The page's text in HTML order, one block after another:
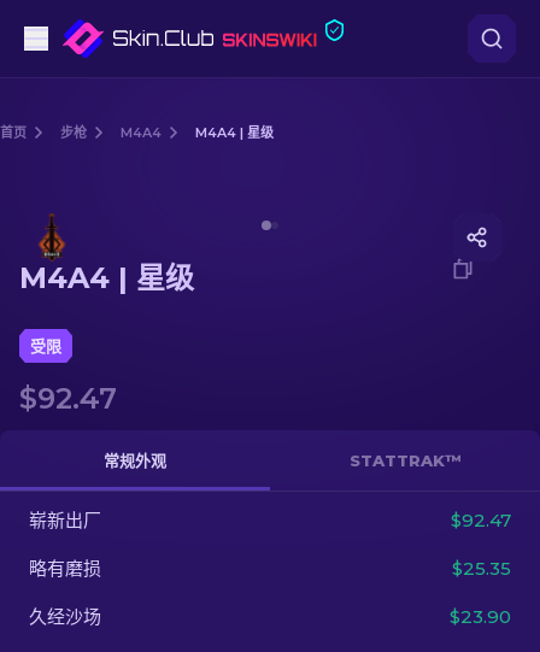
狙击步枪
手套
武器箱
其他
首页 步枪 M4A4 M4A4 | 星级
M4A4 | 星级
受限
$92.47
常规外观 STATTRAK™
崭新出厂 $92.47
略有磨损 $25.35
久经沙场 $23.90